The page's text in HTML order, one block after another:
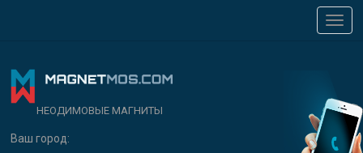
НЕОДИМОВЫЕ МАГНИТЫ
Ваш город: